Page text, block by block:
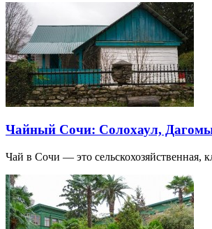
Чайный Сочи: Солохаул,
Чай в Сочи — это сельскохозяйственная,